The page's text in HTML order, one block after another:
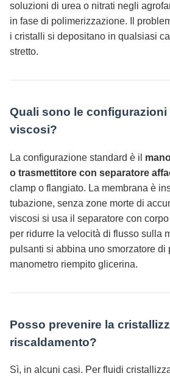
soluzioni di urea o nitrati negli
in fase di polimerizzazione. Il
i cristalli si depositano in qualsiasi
stretto.
Quali sono le
viscosi?
La configurazione standard è il
o trasmettitore con separatore
clamp o flangiato. La membrana è
tubazione, senza zone morte di
viscosi si usa il separatore con
per ridurre la velocità di flusso sulla
pulsanti si abbina uno smorzatore di
manometro riempito glicerina.
Posso prevenire la
riscaldamento?
Sì, in alcuni casi. Per fluidi